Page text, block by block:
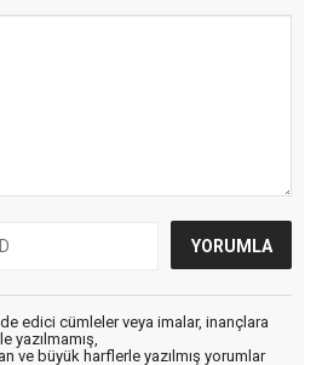
edici cümleler veya imalar, inançlara
yazılmamış,
ve büyük harflerle yazılmış yorumlar